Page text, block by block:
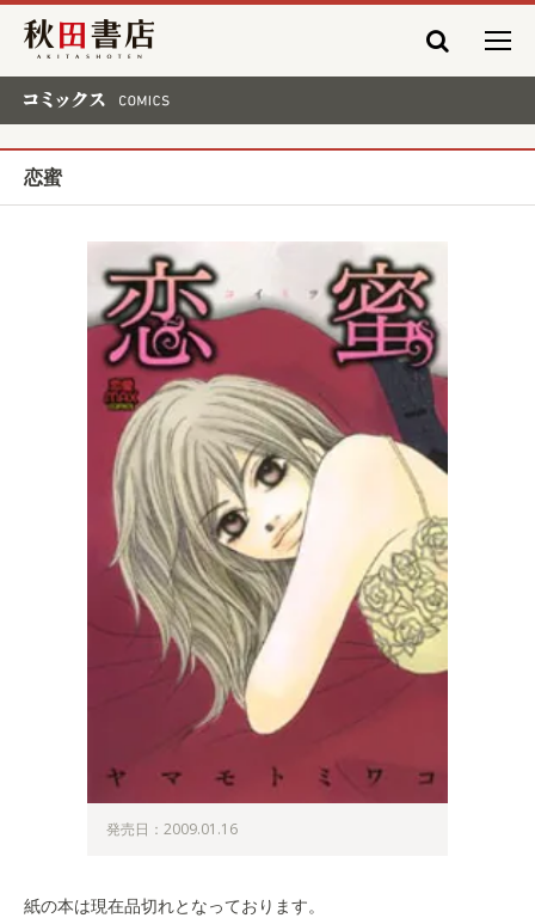
秋田書店
恋蜜
発売日：2009.01.16
紙の本は現在品切れとなっております。